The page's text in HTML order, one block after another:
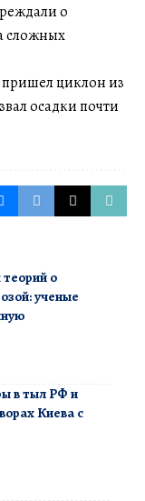
о
сложных
пришел циклон из
осадки почти
о
ученые
в тыл РФ и
Киева с